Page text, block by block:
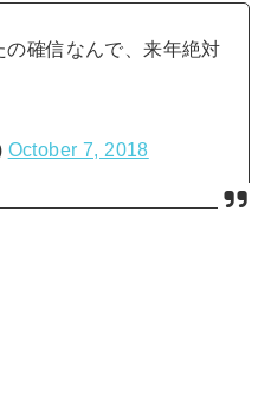
確信なんで、来年絶対
October 7, 2018